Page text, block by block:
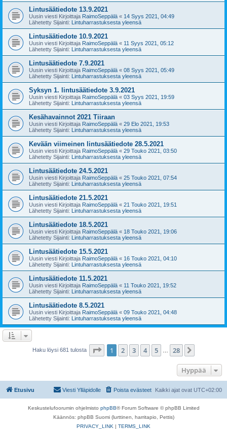
Lintusäätiedote 13.9.2021
Uusin viesti Kirjoittaja RaimoSeppälä « 14 Syys 2021, 04:49
Lähetetty Sijainti: Lintuharrastuksesta yleensä
Lintusäätiedote 10.9.2021
Uusin viesti Kirjoittaja RaimoSeppälä « 11 Syys 2021, 05:12
Lähetetty Sijainti: Lintuharrastuksesta yleensä
Lintusäätiedote 7.9.2021
Uusin viesti Kirjoittaja RaimoSeppälä « 08 Syys 2021, 05:49
Lähetetty Sijainti: Lintuharrastuksesta yleensä
Syksyn 1. lintusäätiedote 3.9.2021
Uusin viesti Kirjoittaja RaimoSeppälä « 03 Syys 2021, 19:59
Lähetetty Sijainti: Lintuharrastuksesta yleensä
Kesähavainnot 2021 Tiiraan
Uusin viesti Kirjoittaja RaimoSeppälä « 29 Elo 2021, 19:53
Lähetetty Sijainti: Lintuharrastuksesta yleensä
Kevään viimeinen lintusäätiedote 28.5.2021
Uusin viesti Kirjoittaja RaimoSeppälä « 29 Touko 2021, 03:50
Lähetetty Sijainti: Lintuharrastuksesta yleensä
Lintusäätiedote 24.5.2021
Uusin viesti Kirjoittaja RaimoSeppälä « 25 Touko 2021, 07:54
Lähetetty Sijainti: Lintuharrastuksesta yleensä
Lintusäätiedote 21.5.2021
Uusin viesti Kirjoittaja RaimoSeppälä « 21 Touko 2021, 19:51
Lähetetty Sijainti: Lintuharrastuksesta yleensä
Lintusäätiedote 18.5.2021
Uusin viesti Kirjoittaja RaimoSeppälä « 18 Touko 2021, 19:06
Lähetetty Sijainti: Lintuharrastuksesta yleensä
Lintusäätiedote 15.5.2021
Uusin viesti Kirjoittaja RaimoSeppälä « 16 Touko 2021, 04:10
Lähetetty Sijainti: Lintuharrastuksesta yleensä
Lintusäätiedote 11.5.2021
Uusin viesti Kirjoittaja RaimoSeppälä « 11 Touko 2021, 19:52
Lähetetty Sijainti: Lintuharrastuksesta yleensä
Lintusäätiedote 8.5.2021
Uusin viesti Kirjoittaja RaimoSeppälä « 09 Touko 2021, 04:48
Lähetetty Sijainti: Lintuharrastuksesta yleensä
Haku löysi 681 tulosta Sivu /28
1 2 3 4 5 28
Hyppää
Etusivu Kaikki ajat ovat UTC+02:00
Poista evästeet
Viesti Ylläpidolle
Keskustelufoorumin ohjelmisto phpBB® Forum Software © phpBB Limited
Käännös: phpBB Suomi (lurttinen, harritapio, Pettis)
PRIVACY_LINK | TERMS_LINK